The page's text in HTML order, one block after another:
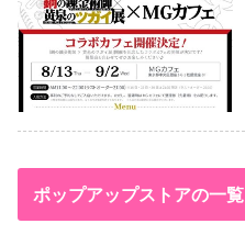
ポップアップストアの一覧